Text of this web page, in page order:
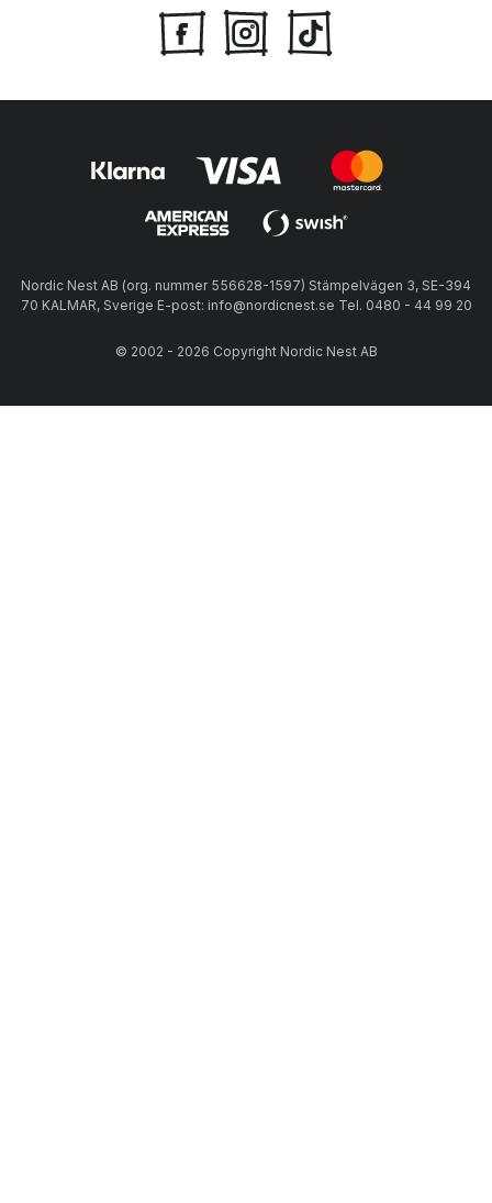
Nordic Nest AB (org. nummer 556628-1597) Stämpelvägen 3, SE-394
70 KALMAR, Sverige E-post: info@nordicnest.se Tel. 0480 - 44 99 20
© 2002 - 2026 Copyright Nordic Nest AB